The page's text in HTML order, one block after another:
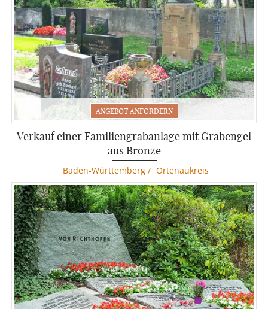
Komplettpreis mit Aufbau
ANGEBOT ANFORDERN
Verkauf einer Familiengrabanlage mit Grabengel
aus Bronze
Baden-Württemberg/ Ortenaukreis